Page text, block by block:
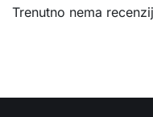
Trenutno nema